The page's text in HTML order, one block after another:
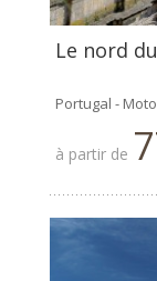
Le nord
Portugal -
à partir de